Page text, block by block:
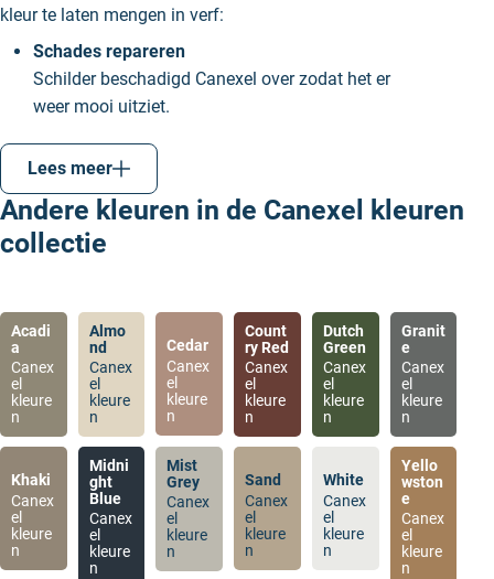
kleur te laten mengen in verf:
Schades repareren
Schilder beschadigd Canexel over zodat het er
weer mooi uitziet.
Heb je een Canexel en wil je een bijpassende kleur
voor de kozijnen of boeidelen, dan kan je hiervoor
nu dus ook een Canexel kleur kiezen.
Lees meer
Andere kleuren in de Canexel kleuren
collectie
Acadi
a
Canex
el
kleure
n
Almo
nd
Canex
el
kleure
n
Cedar
Canex
el
kleure
n
Count
ry Red
Canex
el
kleure
n
Dutch
Green
Canex
el
kleure
n
Granit
e
Canex
el
kleure
n
Khaki
Canex
el
kleure
n
Midni
ght
Blue
Canex
el
kleure
n
Mist
Grey
Canex
el
kleure
n
Sand
Canex
el
kleure
n
White
Canex
el
kleure
n
Yello
wston
e
Canex
el
kleure
n